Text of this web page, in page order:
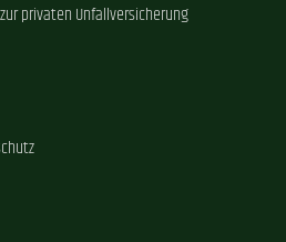
privaten Unfallversicherung